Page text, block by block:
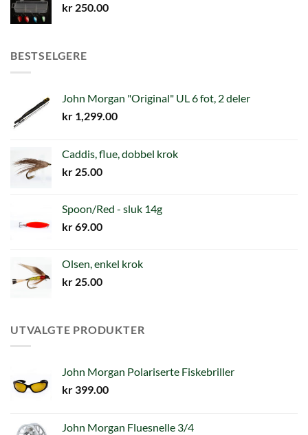
kr 250.00
BESTSELGERE
John Morgan "Original" UL 6 fot, 2 deler
kr 1,299.00
Caddis, flue, dobbel krok
kr 25.00
Spoon/Red - sluk 14g
kr69.00
Olsen, enkel krok
kr 25.00
UTVALGTE PRODUKTER
John Morgan Polariserte Fiskebriller
kr 399.00
John Morgan Fluesnelle 3/4